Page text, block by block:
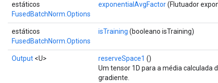
estáticos
FusedBatchNorm.Options
exponentialAvgFactor(Flutuador
estáticos
FusedBatchNorm.Options
isTraining (booleano isTraining)
Output <U> reserveSpace1 ()
Um tensor 1D para a média calculada
gradiente.